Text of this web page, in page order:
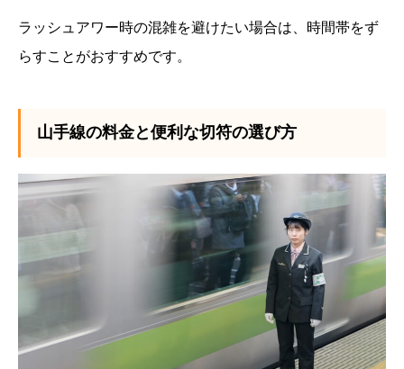
ラッシュアワー時の混雑を避けたい場合は、時間帯をず
らすことがおすすめです。
山手線の料金と便利な切符の選び方